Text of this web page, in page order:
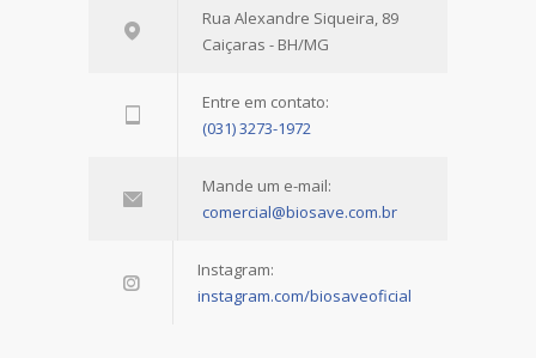
Rua Alexandre Siqueira, 89
Caiçaras - BH/MG
Entre em contato:
(031) 3273-1972
Mande um e-mail:
comercial@biosave.com.br
Instagram:
instagram.com/biosaveoficial